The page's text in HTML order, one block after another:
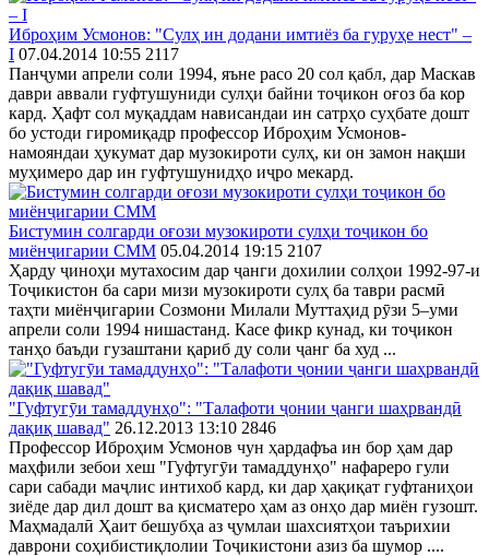
Иброҳим Усмонов: "Сулҳ ин додани имтиёз ба гуруҳе нест" –
I 07.04.2014 10:55 2117
Панҷуми апрели соли 1994, яъне расо 20 сол қабл, дар Маскав
даври аввали гуфтушуниди сулҳи байни тоҷикон оғоз ба кор
кард. Ҳафт сол муқаддам нависандаи ин сатрҳо суҳбате дошт
бо устоди гиромиқадр профессор Иброҳим Усмонов-
намояндаи ҳукумат дар музокироти сулҳ, ки он замон нақши
муҳимеро дар ин гуфтушунидҳо иҷро мекард.
Бистумин солгарди оғози музокироти сулҳи тоҷикон бо
миёнҷигарии СММ 05.04.2014 19:15 2107
Ҳарду ҷиноҳи мутахосим дар ҷанги дохилии солҳои 1992-97-и
Тоҷикистон ба сари мизи музокироти сулҳ ба таври расмӣ
таҳти миёнҷигарии Созмони Милали Муттаҳид рӯзи 5–уми
апрели соли 1994 нишастанд. Касе фикр кунад, ки тоҷикон
танҳо баъди гузаштани қариб ду соли ҷанг ба худ ...
"Гуфтугӯи тамаддунҳо": "Талафоти ҷонии ҷанги шаҳрвандӣ
дақиқ шавад" 26.12.2013 13:10 2846
Профессор Иброҳим Усмонов чун ҳардафъа ин бор ҳам дар
маҳфили зебои хеш "Гуфтугӯи тамаддунҳо" нафареро гули
сари сабади маҷлис интихоб кард, ки дар ҳақиқат гуфтаниҳои
зиёде дар дил дошт ва қисматеро ҳам аз онҳо дар миён гузошт.
Маҳмадалӣ Ҳаит бешубҳа аз ҷумлаи шахсиятҳои таърихии
даврони соҳибистиқлолии Тоҷикистони азиз ба шумор ....